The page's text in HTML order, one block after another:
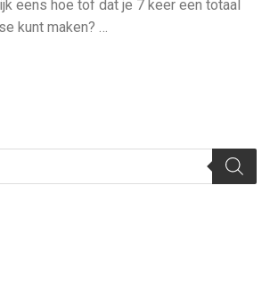
eens hoe tof dat je 7 keer een totaal
kunt maken? …